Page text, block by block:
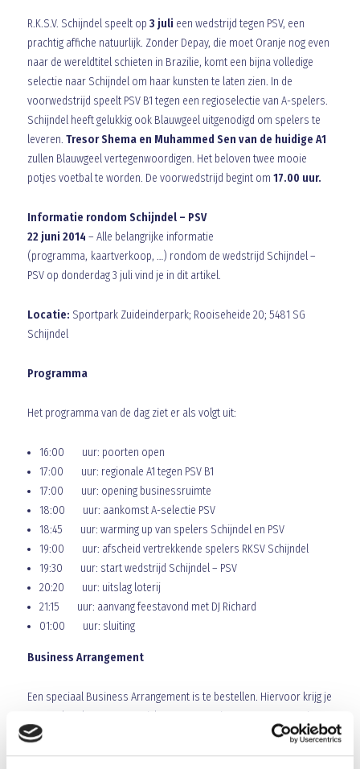
R.K.S.V. Schijndel speelt op 3 juli een wedstrijd tegen PSV, een
prachtig affiche natuurlijk. Zonder Depay, die moet Oranje nog even
naar de wereldtitel schieten in Brazilie, komt een bijna volledige
selectie naar Schijndel om haar kunsten te laten zien. In de
voorwedstrijd speelt PSV B1 tegen een regioselectie van A-spelers.
Schijndel heeft gelukkig ook Blauwgeel uitgenodigd om spelers te
leveren. Tresor Shema en Muhammed Sen van de huidige A1
zullen Blauwgeel vertegenwoordigen. Het beloven twee mooie
potjes voetbal te worden. De voorwedstrijd begint om 17.00 uur.
Informatie rondom Schijndel – PSV
22 juni 2014 – Alle belangrijke informatie
(programma, kaartverkoop, …) rondom de wedstrijd Schijndel –
PSV op donderdag 3 juli vind je in dit artikel.
Locatie: Sportpark Zuideinderpark; Rooiseheide 20; 5481 SG
Schijndel
Programma
Het programma van de dag ziet er als volgt uit:
16:00 uur: poorten open
17:00 uur: regionale A1 tegen PSV B1
17:00 uur: opening businessruimte
18:00 uur: aankomst A-selectie PSV
18:45 uur: warming up van spelers Schijndel en PSV
19:00 uur: afscheid vertrekkende spelers RKSV Schijndel
19:30 uur: start wedstrijd Schijndel – PSV
20:20 uur: uitslag loterij
21:15 uur: aanvang feestavond met DJ Richard
01:00 uur: sluiting
Business Arrangement
Een speciaal Business Arrangement is te bestellen. Hiervoor krijg je
een parkeerkaart, entree-ticket, ontvangst in een aparte VIP ruimte
met buffet en drank vóór de wedstrijd en tijdens de rust en vijf
consumptiebonnen te gebruiken na de wedstrijd.